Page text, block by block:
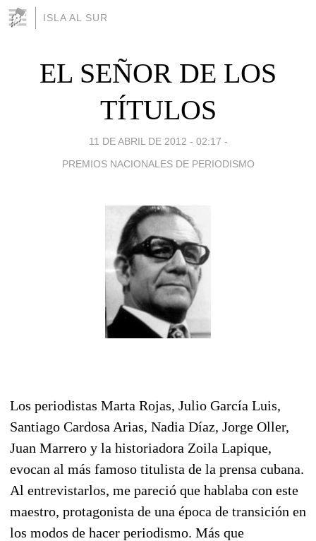
ISLA AL SUR
EL SEÑOR DE LOS
TÍTULOS
11 DE ABRIL DE 2012 - 02:17 -
PREMIOS NACIONALES DE PERIODISMO
Los periodistas Marta Rojas, Julio García Luis,
Santiago Cardosa Arias, Nadia Díaz, Jorge Oller,
Juan Marrero y la historiadora Zoila Lapique,
evocan al más famoso titulista de la prensa cubana.
Al entrevistarlos, me pareció que hablaba con este
maestro, protagonista de una época de transición en
los modos de hacer periodismo. Más que